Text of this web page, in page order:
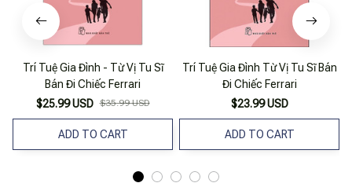
Trí Tuệ Gia Đình - Từ Vị Tu Sĩ
Bán Đi Chiếc Ferrari
$25.99 USD $35.99 USD
ADD TO CART
Trí Tuệ Gia Đình Từ Vị Tu Sĩ Bán
Đi Chiếc Ferrari
$23.99 USD
ADD TO CART